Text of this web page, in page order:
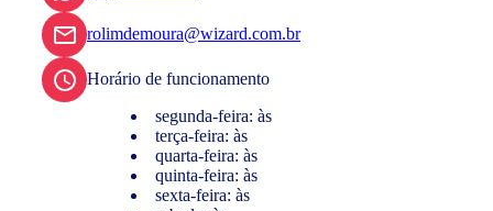
rolimdemoura@wizard.com.br
Horário de funcionamento
segunda-feira: às
terça-feira: às
quarta-feira: às
quinta-feira: às
sexta-feira: às